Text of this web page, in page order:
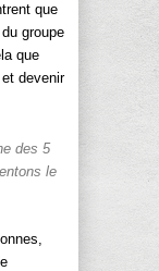
que
groupe
que
devenir
des 5
le